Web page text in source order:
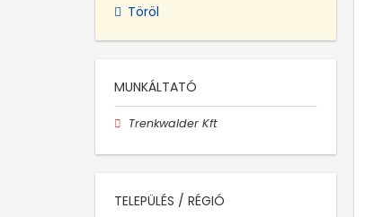
Töröl
MUNKÁLTATÓ
Trenkwalder Kft
TELEPÜLÉS / RÉGIÓ